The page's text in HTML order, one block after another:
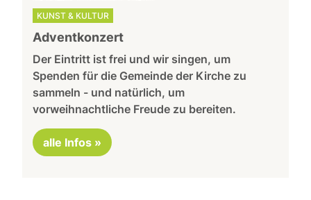
KUNST & KULTUR
Adventkonzert
Der Eintritt ist frei und wir singen, um
Spenden für die Gemeinde der Kirche zu
sammeln - und natürlich, um
vorweihnachtliche Freude zu bereiten.
alle Infos »